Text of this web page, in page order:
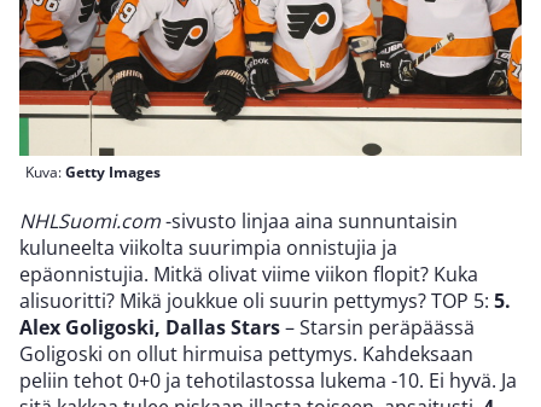
Kuva:Getty Images
NHLSuomi.com-sivusto linjaa aina sunnuntaisin
kuluneelta viikolta suurimpia onnistujia ja
epäonnistujia. Mitkä olivat viime viikon flopit? Kuka
alisuoritti? Mikä joukkue oli suurin pettymys? TOP 5: 5.
Alex Goligoski, Dallas Stars– Starsin peräpäässä
Goligoski on ollut hirmuisa pettymys. Kahdeksaan
peliin tehot 0+0 ja tehotilastossa lukema -10. Ei hyvä. Ja